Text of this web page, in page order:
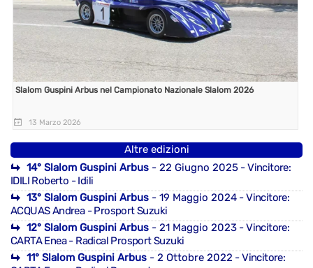
Slalom Guspini Arbus nel Campionato Nazionale Slalom 2026
13 Marzo 2026
Altre edizioni
14° Slalom Guspini Arbus - 22 Giugno 2025 - Vincitore:
IDILI Roberto - Idili
13° Slalom Guspini Arbus - 19 Maggio 2024 - Vincitore:
ACQUAS Andrea - Prosport Suzuki
12° Slalom Guspini Arbus - 21 Maggio 2023 - Vincitore:
CARTA Enea - Radical Prosport Suzuki
11° Slalom Guspini Arbus - 2 Ottobre 2022 - Vincitore: